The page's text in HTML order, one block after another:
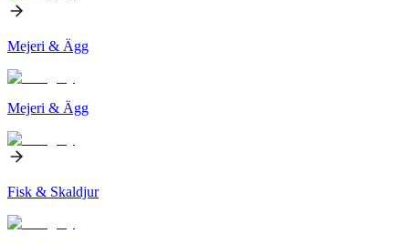
Mejeri & Ägg
Mejeri & Ägg
Fisk & Skaldjur